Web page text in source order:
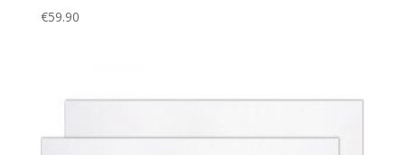
€59.90